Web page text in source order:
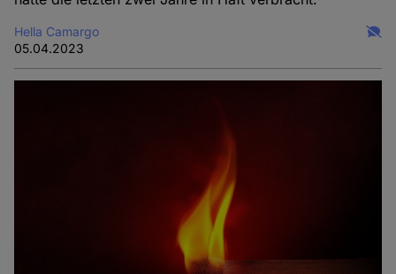
Hella Camargo
05.04.2023